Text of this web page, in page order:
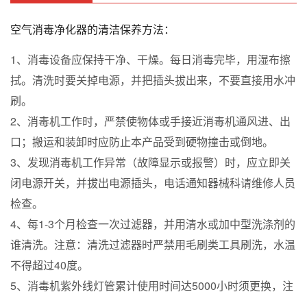
空气消毒净化器的清洁保养方法：
1、消毒设备应保持干净、干燥。每日消毒完毕，用湿布擦
拭。清洗时要关掉电源，并把插头拔出来，不要直接用水冲
刷。
2、消毒机工作时，严禁使物体或手接近消毒机通风进、出
口；搬运和装卸时应防止本产品受到硬物撞击或倒地。
3、发现消毒机工作异常（故障显示或报警）时，应立即关
闭电源开关，并拔出电源插头，电话通知器械科请维修人员
检查。
4、每1-3个月检查一次过滤器，并用清水或加中型洗涤剂的
谁清洗。注意：清洗过滤器时严禁用毛刷类工具刷洗，水温
不得超过40度。
5、消毒机紫外线灯管累计使用时间达5000小时须更换，注